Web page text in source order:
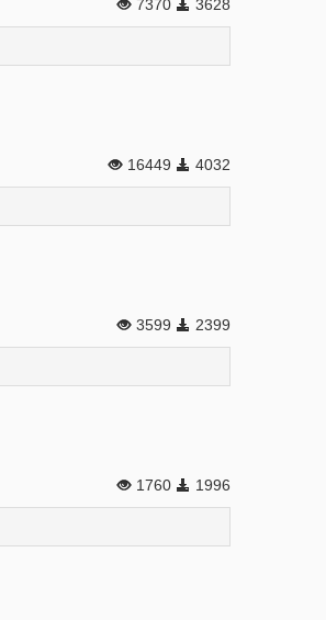
7370 3628
16449 4032
3599 2399
1760 1996